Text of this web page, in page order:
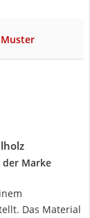
Marke
Das Material